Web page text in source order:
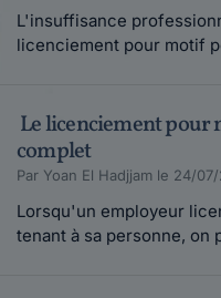
BonjourSaviez-vous
de participer à
le
Bonjour,J'ai été
décembre 2019 et
L'insuffisance
licenciement pour motif
Le licenciement pour
complet
Par Yoan El Hadjjam le 24/
Lorsqu'un employeur
tenant à sa personne, on